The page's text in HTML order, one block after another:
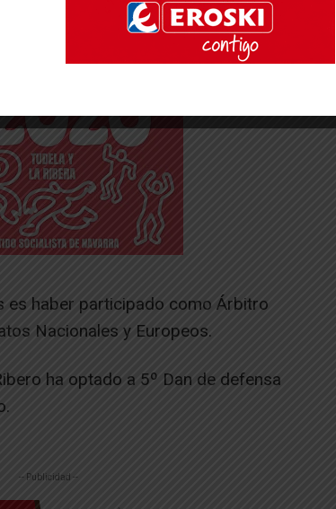
es haber participado como Árbitro
Nacionales y Europeos.
ha optado a 5º Dan de defensa
-- Publicidad --